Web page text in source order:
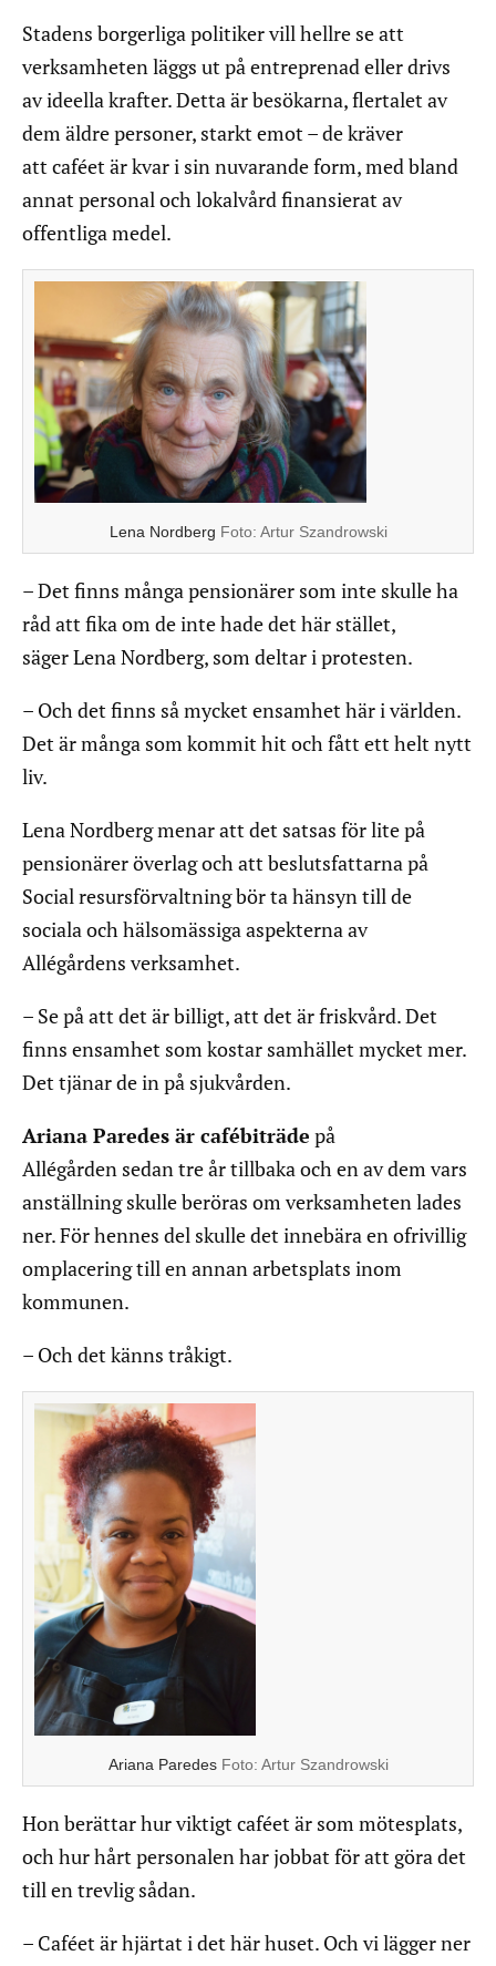
Stadens borgerliga politiker vill hellre se att
verksamheten läggs ut på entreprenad eller drivs
av ideella krafter. Detta är besökarna, flertalet av
dem äldre personer, starkt emot – de kräver
att caféet är kvar i sin nuvarande form, med bland
annat personal och lokalvård finansierat av
offentliga medel.
Lena Nordberg Foto: Artur Szandrowski
– Det finns många pensionärer som inte skulle ha
råd att fika om de inte hade det här stället,
säger Lena Nordberg, som deltar i protesten.
– Och det finns så mycket ensamhet här i världen.
Det är många som kommit hit och fått ett helt nytt
liv.
Lena Nordberg menar att det satsas för lite på
pensionärer överlag och att beslutsfattarna på
Social resursförvaltning bör ta hänsyn till de
sociala och hälsomässiga aspekterna av
Allégårdens verksamhet.
– Se på att det är billigt, att det är friskvård. Det
finns ensamhet som kostar samhället mycket mer.
Det tjänar de in på sjukvården.
Ariana Paredes är cafébiträde på
Allégården sedan tre år tillbaka och en av dem vars
anställning skulle beröras om verksamheten lades
ner. För hennes del skulle det innebära en ofrivillig
omplacering till en annan arbetsplats inom
kommunen.
– Och det känns tråkigt.
Ariana Paredes Foto: Artur Szandrowski
Hon berättar hur viktigt caféet är som mötesplats,
och hur hårt personalen har jobbat för att göra det
till en trevlig sådan.
– Caféet är hjärtat i det här huset. Och vi lägger ner